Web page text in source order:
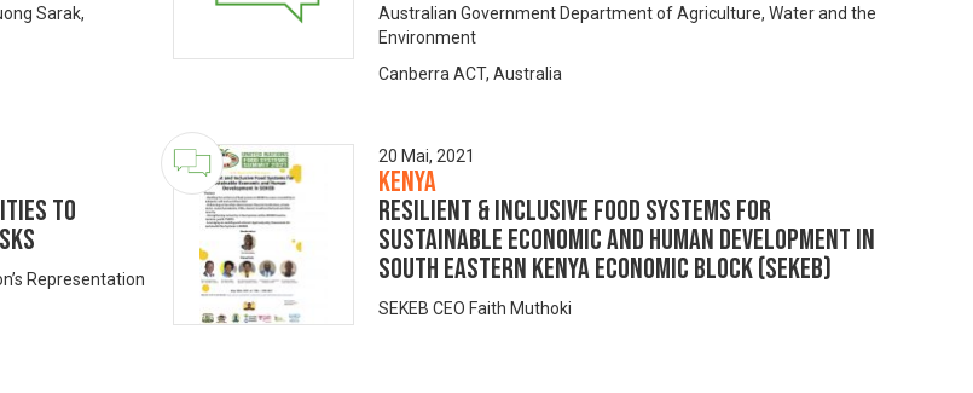
Sarak,
Australian Government Department of Agriculture, Water and the
Environment
Canberra ACT, Australia
to
Representation
20 Mai, 2021
Kenya
Resilient & Inclusive Food Systems for
Sustainable Economic and Human Development in
South Eastern Kenya Economic Block (SEKEB)
SEKEB CEO Faith Muthoki